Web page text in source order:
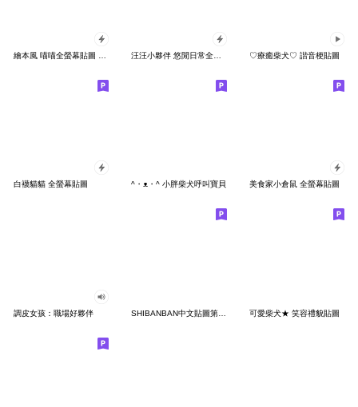
♡療癒柴犬♡ 諧音梗貼圖
白襪貓貓 全螢幕貼圖 ^・ᴥ・^ 小胖柴犬呼叫寶貝 美食家小倉鼠 全螢幕貼圖
調皮女孩：職場好夥伴 可愛柴犬★ 笑容禮貌貼圖